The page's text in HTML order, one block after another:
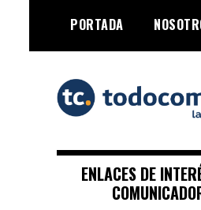
content
PORTADA
LATAM
ENLACES DE